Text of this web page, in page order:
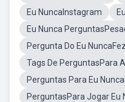
Eu NuncaInstagram
Eu Nunca
Pergunta Do Eu NuncaFez
Tags De PerguntasPara
Perguntas Para Eu
PerguntasPara Jogar Eu